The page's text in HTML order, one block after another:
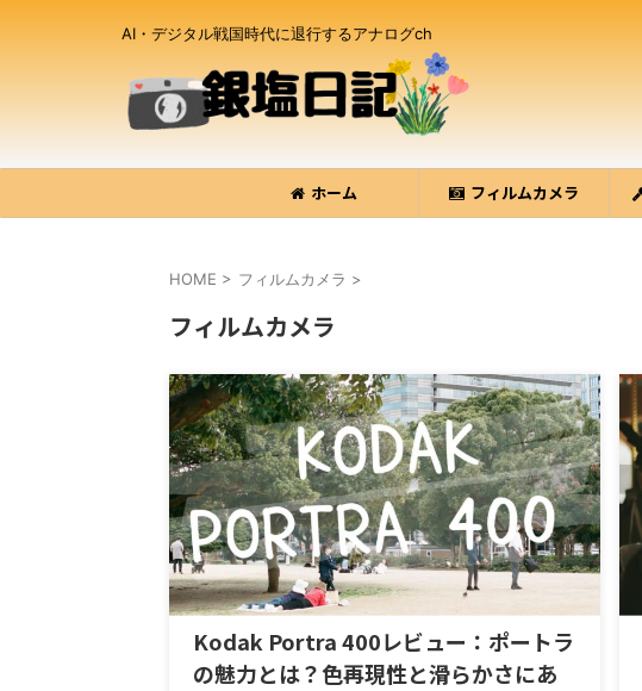
AI・デジタル戦国時代に退行するアナログch
ホーム フィルムカメラ
HOME > フィルムカメラ >
フィルムカメラ
Kodak Portra 400レビュー：ポートラ
の魅力とは？色再現性と滑らかさにあ